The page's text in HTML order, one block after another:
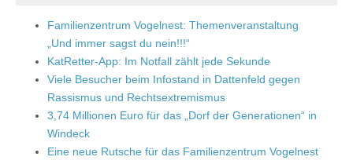
Familienzentrum Vogelnest: Themenveranstaltung
„Und immer sagst du nein!!!“
KatRetter-App: Im Notfall zählt jede Sekunde
Viele Besucher beim Infostand in Dattenfeld gegen
Rassismus und Rechtsextremismus
3,74 Millionen Euro für das „Dorf der Generationen“ in
Windeck
Eine neue Rutsche für das Familienzentrum Vogelnest